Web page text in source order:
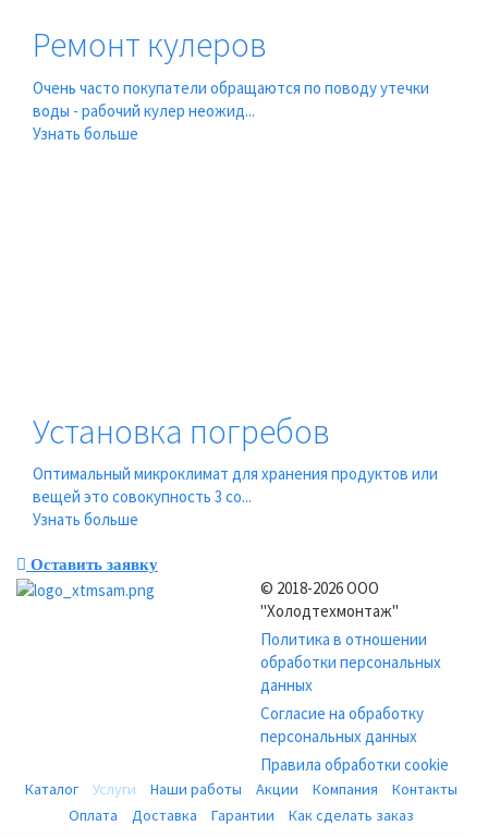
Ремонт кулеров
Очень часто покупатели обращаются по поводу утечки
воды - рабочий кулер неожид...
Узнать больше
Установка погребов
Оптимальный микроклимат для хранения продуктов или
вещей это совокупность 3 со...
Узнать больше
Оставить заявку
© 2018-2026 ООО
"Холодтехмонтаж"
Политика в отношении
обработки персональных
данных
Согласие на обработку
персональных данных
Правила обработки cookie
Каталог Услуги Наши работы Акции Компания
Контакты
Оплата
Доставка Гарантии Как сделать заказ